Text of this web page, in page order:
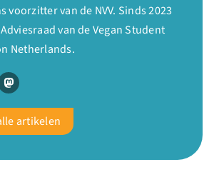
voorzitter van de NVV. Sinds 2023
van de Vegan Student
Netherlands.
artikelen